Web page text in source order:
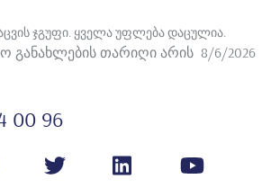
ჯგუფი. ყველა უფლება დაცულია
განახლების თარიღი არის 8/6/2026
00 96